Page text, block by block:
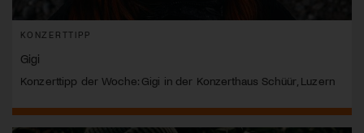
KONZERTTIPP
Gigi
Konzerttipp der Woche: Gigi in der Konzerthaus Schüür, Luzern